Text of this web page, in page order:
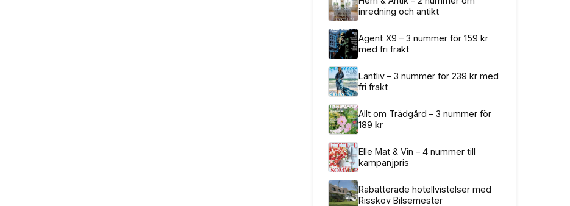
inredning och antikt
Agent X9 – 3 nummer för 159 kr
med fri frakt
Lantliv – 3 nummer för 239 kr med
fri frakt
Allt om Trädgård – 3 nummer för
189 kr
Elle Mat & Vin – 4 nummer till
kampanjpris
Rabatterade hotellvistelser med
Risskov Bilsemester